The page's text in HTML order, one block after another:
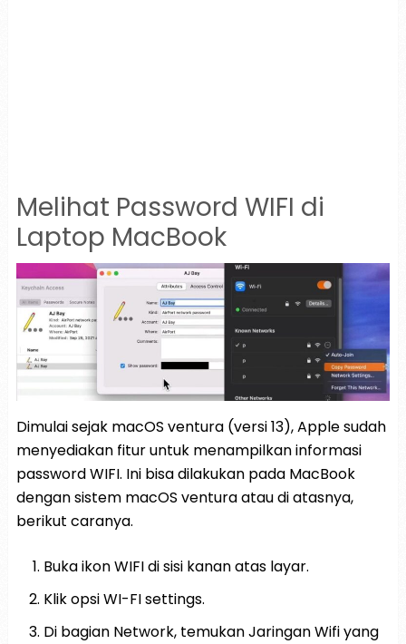
Melihat Password WIFI di
Laptop MacBook
Dimulai sejak macOS ventura (versi 13), Apple sudah
menyediakan fitur untuk menampilkan informasi
password WIFI. Ini bisa dilakukan pada MacBook
dengan sistem macOS ventura atau di atasnya,
berikut caranya.
Buka ikon WIFI di sisi kanan atas layar.
Klik opsi WI-FI settings.
Di bagian Network, temukan Jaringan Wifi yang